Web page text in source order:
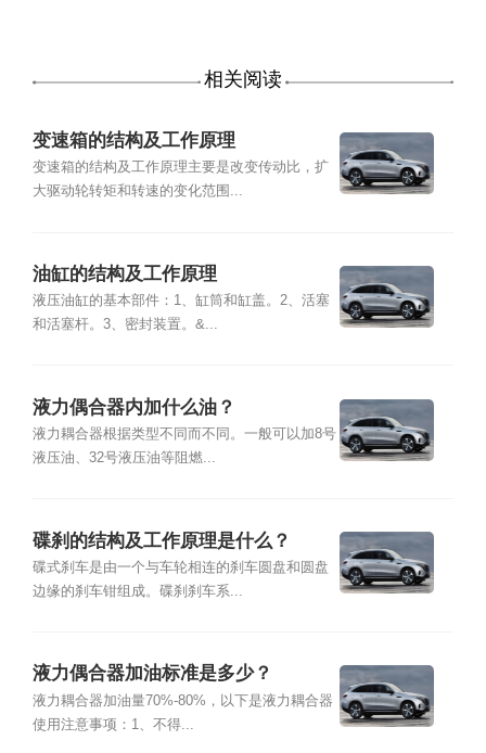
相关阅读
变速箱的结构及工作原理
变速箱的结构及工作原理主要是改变传动比，扩
大驱动轮转矩和转速的变化范围...
油缸的结构及工作原理
液压油缸的基本部件：1、缸筒和缸盖。2、活塞
和活塞杆。3、密封装置。&...
液力偶合器内加什么油？
液力耦合器根据类型不同而不同。一般可以加8号
液压油、32号液压油等阻燃...
碟刹的结构及工作原理是什么？
碟式刹车是由一个与车轮相连的刹车圆盘和圆盘
边缘的刹车钳组成。碟刹刹车系...
液力偶合器加油标准是多少？
液力耦合器加油量70%-80%，以下是液力耦合器
使用注意事项：1、不得...